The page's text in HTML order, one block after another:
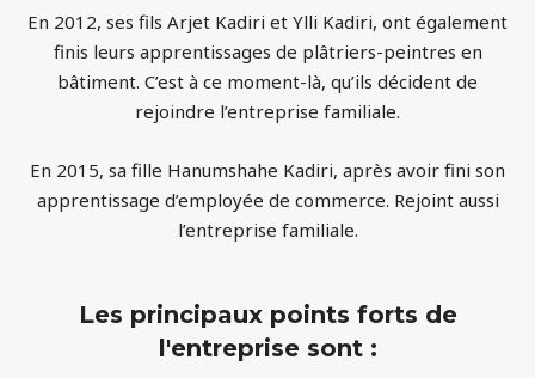
En 2012, ses fils Arjet Kadiri et Ylli Kadiri, ont également
finis leurs apprentissages de plâtriers-peintres en
bâtiment. C’est à ce moment-là, qu’ils décident de
rejoindre l’entreprise familiale.
En 2015, sa fille Hanumshahe Kadiri, après avoir fini son
apprentissage d’employée de commerce. Rejoint aussi
l’entreprise familiale.
Les principaux points forts de
l'entreprise sont :